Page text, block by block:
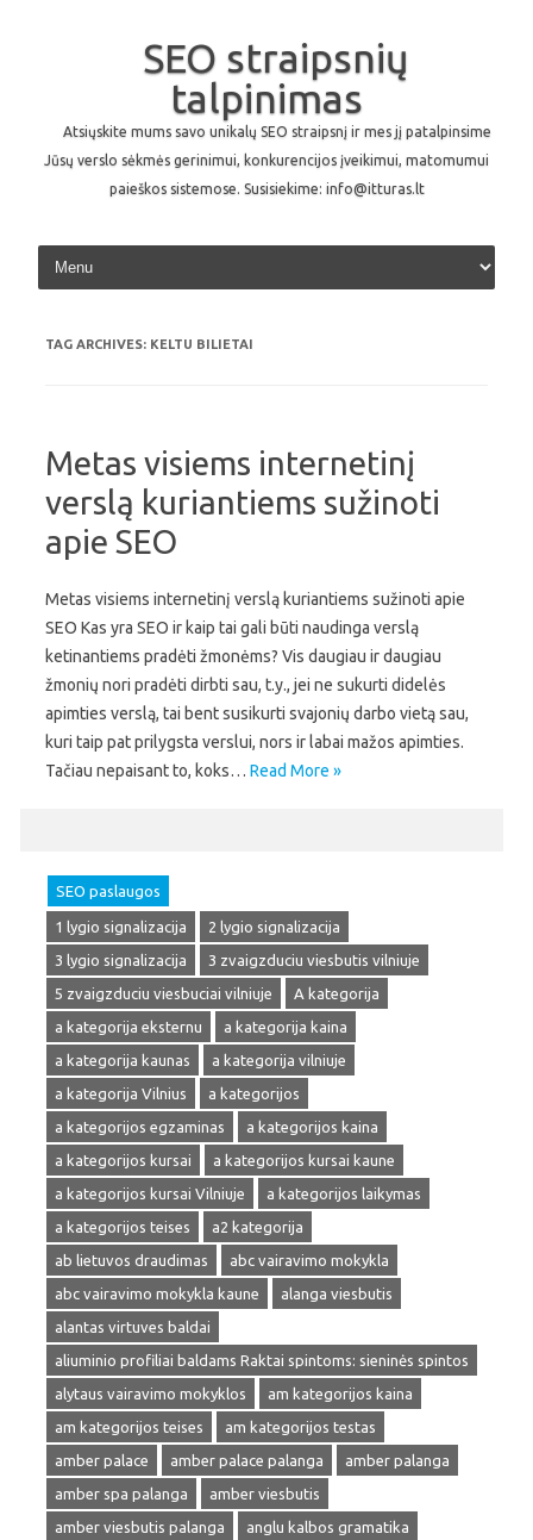
SEO straipsnių
talpinimas
Atsiųskite mums savo unikalų SEO straipsnį ir mes jį patalpinsime
Jūsų verslo sėkmės gerinimui, konkurencijos įveikimui, matomumui
paieškos sistemose. Susisiekime: info@itturas.lt
Skip to content
TAG ARCHIVES: KELTU BILIETAI
Metas visiems internetinį
verslą kuriantiems sužinoti
apie SEO
Metas visiems internetinį verslą kuriantiems sužinoti apie
SEO Kas yra SEO ir kaip tai gali būti naudinga verslą
ketinantiems pradėti žmonėms? Vis daugiau ir daugiau
žmonių nori pradėti dirbti sau, t.y., jei ne sukurti didelės
apimties verslą, tai bent susikurti svajonių darbo vietą sau,
kuri taip pat prilygsta verslui, nors ir labai mažos apimties.
Tačiau nepaisant to, koks… Read More »
SEO paslaugos
1 lygio signalizacija
2 lygio signalizacija
3 lygio signalizacija
3 zvaigzduciu viesbutis vilniuje
5 zvaigzduciu viesbuciai vilniuje
A kategorija
a kategorija eksternu
a kategorija kaina
a kategorija kaunas
a kategorija vilniuje
a kategorija Vilnius
a kategorijos
a kategorijos egzaminas
a kategorijos kaina
a kategorijos kursai
a kategorijos kursai kaune
a kategorijos kursai Vilniuje
a kategorijos laikymas
a kategorijos teises
a2 kategorija
ab lietuvos draudimas
abc vairavimo mokykla
abc vairavimo mokykla kaune
alanga viesbutis
alantas virtuves baldai
aliuminio profiliai baldams Raktai spintoms: sieninės spintos
alytaus vairavimo mokyklos
am kategorijos kaina
am kategorijos teises
am kategorijos testas
amber palace
amber palace palanga
amber palanga
amber spa palanga
amber viesbutis
amber viesbutis palanga
anglu kalbos gramatika